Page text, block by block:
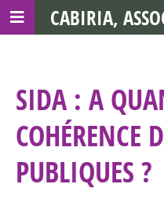
SIDA : A
COHÉRENCE
PUBLIQUES ?
CABIRIA,